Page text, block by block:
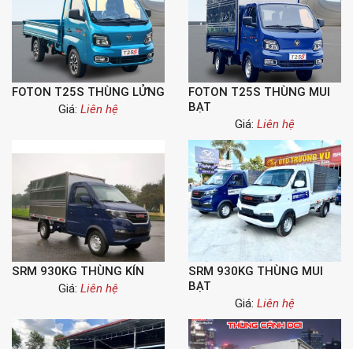
FOTON T25S THÙNG LỬNG
Giá: Liên hệ
FOTON T25S THÙNG MUI
BẠT
Giá: Liên hệ
SRM 930KG THÙNG KÍN
Giá: Liên hệ
SRM 930KG THÙNG MUI
BẠT
Giá: Liên hệ